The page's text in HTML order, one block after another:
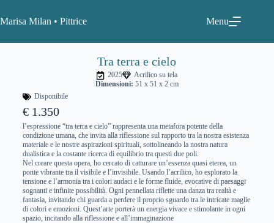
Marisa Milan • Pittrice Menu
Tra terra e cielo
2025
Acrilico su tela
Dimensioni: 51 x 51 x 2 cm
Disponibile
€ 1.350
l’espressione “tra terra e cielo” rappresenta una metafora potente della
condizione umana, che invita alla riflessione sul rapporto tra la nostra esistenza
materiale e le nostre aspirazioni spirituali, sottolineando la nostra natura
dualistica e la costante ricerca di equilibrio tra questi due poli.
Nel creare questa opera, ho cercato di catturare un’essenza quasi eterea, un
ponte vibrante tra il visibile e l’invisibile. Usando l’acrilico, ho esplorato la
tensione e l’armonia tra i colori audaci e le forme fluide, evocative di paesaggi
sognanti e infinite possibilità. Ogni pennellata riflette una danza tra realtà e
fantasia, invitando chi guarda a perdere il proprio sguardo tra le intricate maglie
di colori e emozioni. Quest’arte porterà un energia vivace e stimolante in ogni
spazio, incitando alla riflessione e all’immaginazione